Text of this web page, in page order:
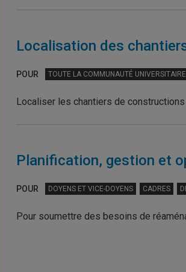
Localisation des
POUR TOUTE LA COMMUNAUTÉ UNIVERSITAIRE
Localiser les chantiers de
Planification, gestion et
POUR DOYENS ET VICE-DOYENS CADRES
Pour soumettre des besoins de